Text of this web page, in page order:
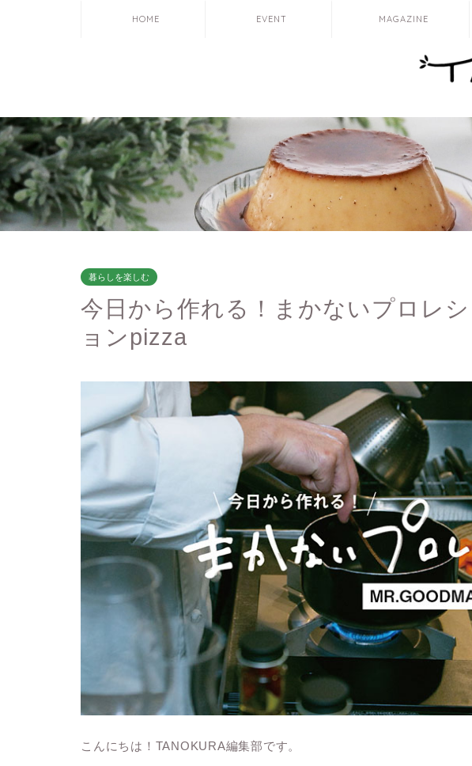
HOME EVENT MAGAZINE
暮らしを楽しむ
今日から作れる！まかないプロレ
ョンpizza
こんにちは！TANOKURA編集部です。